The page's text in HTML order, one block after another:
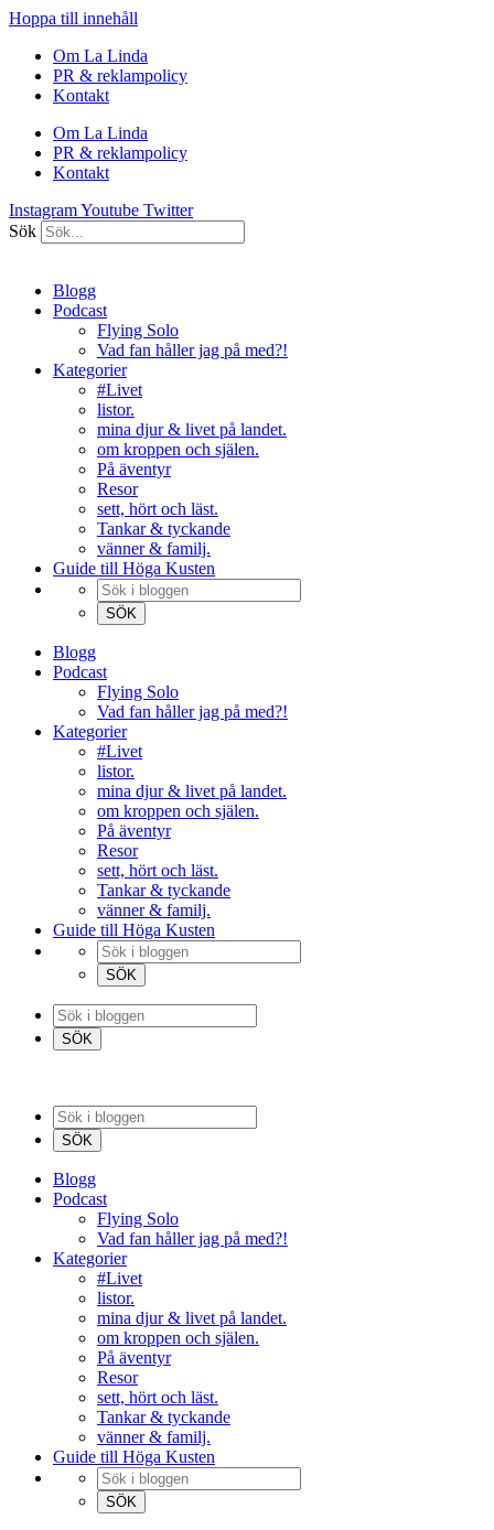
Hoppa till innehåll
Om La Linda
PR & reklampolicy
Kontakt
Om La Linda
PR & reklampolicy
Kontakt
InstagramYoutube Twitter
Sök
Blogg
Podcast
Flying Solo
Vad fan håller jag på med?!
Kategorier
#Livet
listor.
mina djur & livet på landet.
om kroppen och själen.
På äventyr
Resor
sett, hört och läst.
Tankar & tyckande
vänner & familj.
Guide till Höga Kusten
Blogg
Podcast
Flying Solo
Vad fan håller jag på med?!
Kategorier
#Livet
listor.
mina djur & livet på landet.
om kroppen och själen.
På äventyr
Resor
sett, hört och läst.
Tankar & tyckande
vänner & familj.
Guide till Höga Kusten
Blogg
Podcast
Flying Solo
Vad fan håller jag på med?!
Kategorier
#Livet
listor.
mina djur & livet på landet.
om kroppen och själen.
På äventyr
Resor
sett, hört och läst.
Tankar & tyckande
vänner & familj.
Guide till Höga Kusten